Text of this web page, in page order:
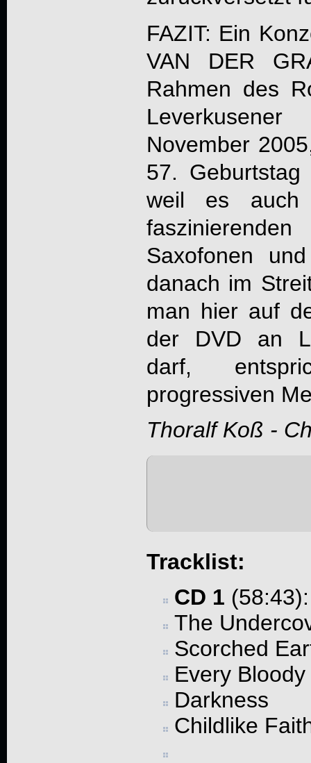
FAZIT: Ein
VAN DER
Rahmen des
November
57.
weil es
Saxofonen
danach im
man hier auf
der DVD an
darf,
progressiven
Thoralf Koß -
Tracklist:
CD 1 (58:43):
The
Scorched
Every
Darkness
Childlike